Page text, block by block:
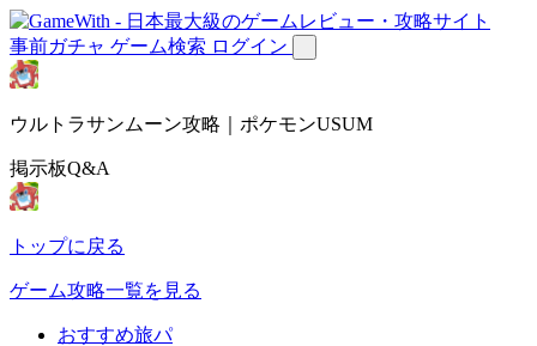
事前ガチャ ゲーム検索 ログイン
ウルトラサンムーン攻略｜ポケモンUSUM
掲示板Q&A
トップに戻る
ゲーム攻略一覧を見る
おすすめ旅パ